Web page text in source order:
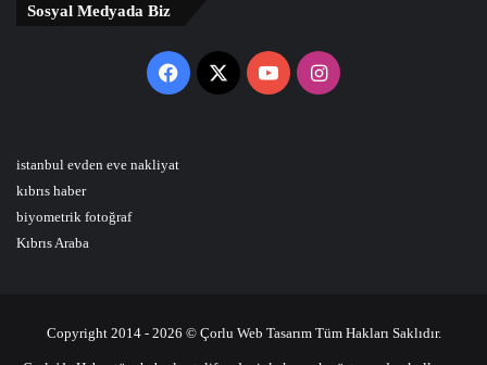
Sosyal Medyada Biz
Facebook
X YouTubeInstagram
istanbul evden eve nakliyat
kıbrıs haber
biyometrik fotoğraf
Kıbrıs Araba
Copyright 2014 - 2026 © Çorlu Web Tasarım Tüm Hakları Saklıdır.